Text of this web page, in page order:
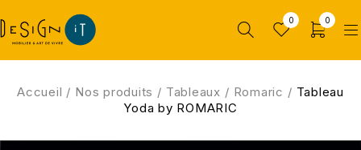
0 0
Accueil / Nos produits / Tableaux / Romaric / Tableau
Yoda by ROMARIC